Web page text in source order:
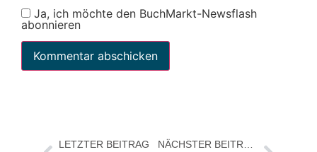
Ja, ich möchte den BuchMarkt-Newsflash
abonnieren
LETZTER BEITRAG